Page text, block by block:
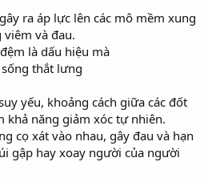
ra áp lực lên các mô mềm xung
và đau.
là dấu hiệu mà
thắt lưng
yếu, khoảng cách giữa các đốt
khả năng giảm xóc tự nhiên.
cọ xát vào nhau, gây đau và hạn
gập hay xoay người của người